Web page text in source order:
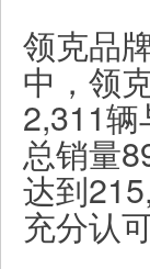
领克品
中，领
2,311
总销量
达到
充分认可